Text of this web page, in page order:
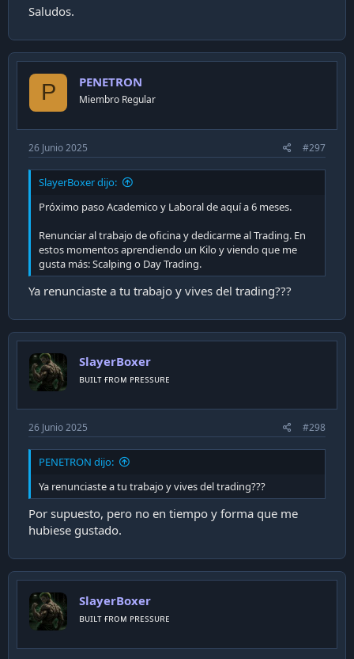
Saludos.
P PENETRON
Miembro Regular
26 Junio 2025 #297
SlayerBoxer dijo:
Próximo paso Academico y Laboral de aquí a 6 meses.
Renunciar al trabajo de oficina y dedicarme al Trading. En
estos momentos aprendiendo un Kilo y viendo que me
gusta más: Scalping o Day Trading.
Ya renunciaste a tu trabajo y vives del trading???
SlayerBoxer
ʙᴜɪʟᴛ ғʀᴏᴍ ᴘʀᴇssᴜʀᴇ
26 Junio 2025 #298
PENETRON dijo:
Ya renunciaste a tu trabajo y vives del trading???
Por supuesto, pero no en tiempo y forma que me
hubiese gustado.
SlayerBoxer
ʙᴜɪʟᴛ ғʀᴏᴍ ᴘʀᴇssᴜʀᴇ